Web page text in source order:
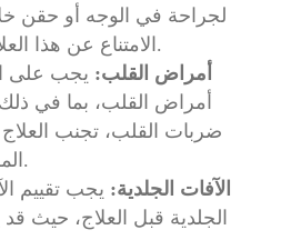
لجراحة في الوجه أو حقن
الامتناع عن هذا العلاج لمنع حدوث مضاعفات.
أمراض القلب: يجب على
أمراض القلب، بما في
ضربات القلب، تجنب
المرتبطة بالأجهزة الكهربائية.
الآفات الجلدية: يجب تقييم
الجلدية قبل العلاج، حيث